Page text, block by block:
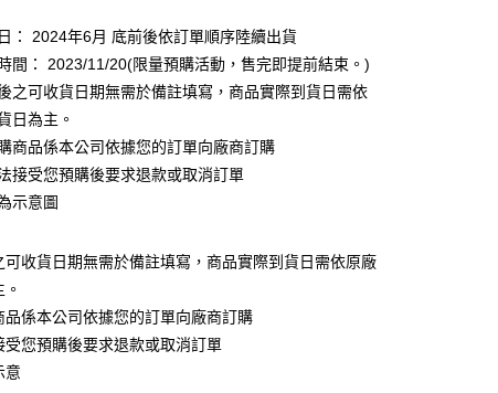
款
，滿NT$1,300(含以上)免運費
： 2024年6月 底前後依訂單順序陸續出貨
間： 2023/11/20(限量預購活動，售完即提前結束。)
之可收貨日期無需於備註填寫，商品實際到貨日需依
日為主。
商品係本公司依據您的訂單向廠商訂購
接受您預購後要求退款或取消訂單
示意圖
收貨日期無需於備註填寫，商品實際到貨日需依原廠
係本公司依據您的訂單向廠商訂購
您預購後要求退款或取消訂單
意